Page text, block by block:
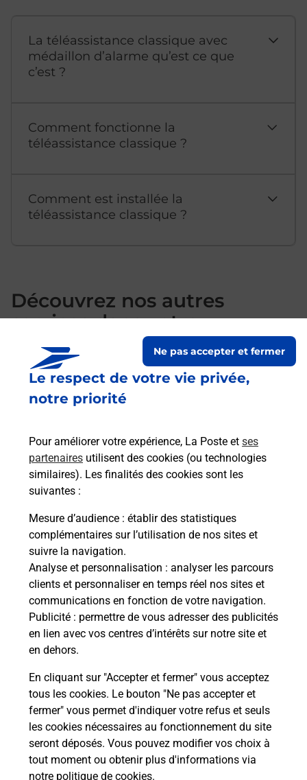
Le respect de votre vie privée,
notre priorité
Pour améliorer votre expérience, La Poste et ses
partenaires utilisent des cookies (ou technologies
similaires). Les finalités des cookies sont les
suivantes :
Mesure d’audience : établir des statistiques
complémentaires sur l’utilisation de nos sites et
suivre la navigation.
Analyse et personnalisation : analyser les parcours
clients et personnaliser en temps réel nos sites et
communications en fonction de votre navigation.
Publicité : permettre de vous adresser des publicités
en lien avec vos centres d’intérêts sur notre site et
en dehors.
En cliquant sur "Accepter et fermer" vous acceptez
tous les cookies. Le bouton "Ne pas accepter et
fermer" vous permet d'indiquer votre refus et seuls
les cookies nécessaires au fonctionnement du site
seront déposés. Vous pouvez modifier vos choix à
tout moment ou obtenir plus d'informations via
notre politique de cookies.
Ne pas accepter et fermer
La téléassistance classique avec
médaillon d’alarme qu’est ce que
c’est ?
Comment fonctionne la
téléassistance classique ?
Comment est installée la
téléassistance classique ?
Découvrez nos autres
services dans votre
commune La Roche Bernard
S'inscrire au code de la route
Vous cherchez à passer votre code de la route auto
ou moto dans la commune La Roche Bernard ?
Découvrez toutes nos solutions.
En savoir plus
Localiser Liste
Liste - téléassistance
Morbihan - téléassistance
La Roche Bernard - téléassistance